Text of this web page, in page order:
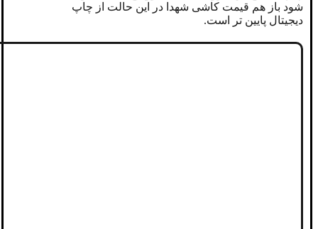
شود باز هم قیمت کاشی شهدا در این حالت از چاپ
دیجیتال پایین تر است.